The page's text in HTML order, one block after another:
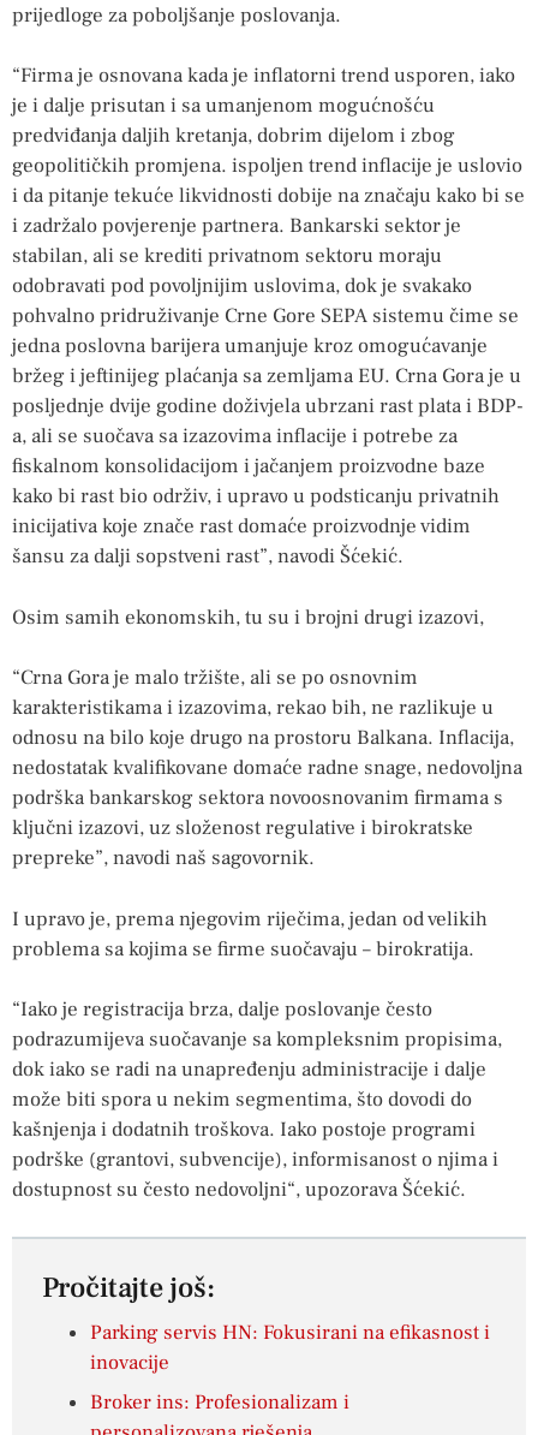
prijedloge za poboljšanje poslovanja.
“Firma je osnovana kada je inflatorni trend usporen, iako
je i dalje prisutan i sa umanjenom mogućnošću
predviđanja daljih kretanja, dobrim dijelom i zbog
geopolitičkih promjena. ispoljen trend inflacije je uslovio
i da pitanje tekuće likvidnosti dobije na značaju kako bi se
i zadržalo povjerenje partnera. Bankarski sektor je
stabilan, ali se krediti privatnom sektoru moraju
odobravati pod povoljnijim uslovima, dok je svakako
pohvalno pridruživanje Crne Gore SEPA sistemu čime se
jedna poslovna barijera umanjuje kroz omogućavanje
bržeg i jeftinijeg plaćanja sa zemljama EU. Crna Gora je u
posljednje dvije godine doživjela ubrzani rast plata i BDP-
a, ali se suočava sa izazovima inflacije i potrebe za
fiskalnom konsolidacijom i jačanjem proizvodne baze
kako bi rast bio održiv, i upravo u podsticanju privatnih
inicijativa koje znače rast domaće proizvodnje vidim
šansu za dalji sopstveni rast”, navodi Šćekić.
Osim samih ekonomskih, tu su i brojni drugi izazovi,
“Crna Gora je malo tržište, ali se po osnovnim
karakteristikama i izazovima, rekao bih, ne razlikuje u
odnosu na bilo koje drugo na prostoru Balkana. Inflacija,
nedostatak kvalifikovane domaće radne snage, nedovoljna
podrška bankarskog sektora novoosnovanim firmama s
ključni izazovi, uz složenost regulative i birokratske
prepreke”, navodi naš sagovornik.
I upravo je, prema njegovim riječima, jedan od velikih
problema sa kojima se firme suočavaju – birokratija.
“Iako je registracija brza, dalje poslovanje često
podrazumijeva suočavanje sa kompleksnim propisima,
dok iako se radi na unapređenju administracije i dalje
može biti spora u nekim segmentima, što dovodi do
kašnjenja i dodatnih troškova. Iako postoje programi
podrške (grantovi, subvencije), informisanost o njima i
dostupnost su često nedovoljni“, upozorava Šćekić.
Pročitajte još:
Parking servis HN: Fokusirani na efikasnost i
inovacije
Broker ins: Profesionalizam i